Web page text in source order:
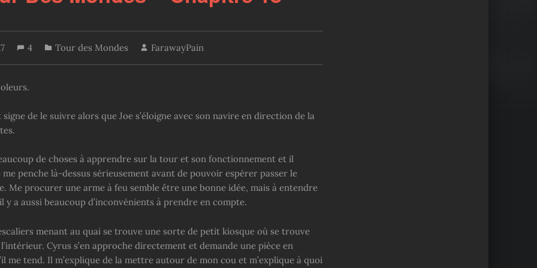
4 Tour des Mondes FarawayPain
de le suivre alors que Joe s’éloigne avec son navire en direction de la
de choses à apprendre sur la tour et son fonctionnement et il
penche là-dessus sérieusement avant de pouvoir espérer passer le
Me procurer une arme à feu semble être une bonne idée, mais à entendre
y a aussi beaucoup d’inconvénients à prendre en compte.
menant au quai se trouve une sorte de petit kiosque où se trouve
Cyrus s’en approche directement et demande une pièce en
me tend. Il m’explique de la mettre autour de mon cou et m’explique à quoi